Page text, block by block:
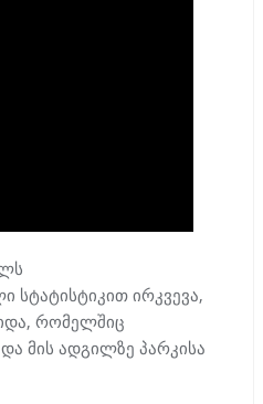
სტატისტიკით ირკვევა,
რომელშიც
მის ადგილზე პარკისა